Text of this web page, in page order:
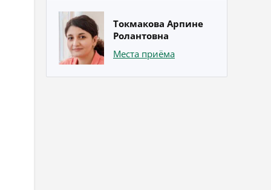
Токмакова Арпине
Ролантовна
Места приёма